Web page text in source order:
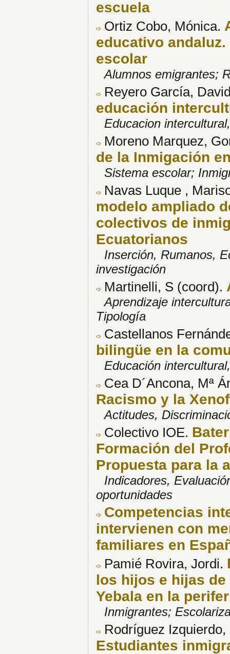
escuela
Ortiz Cobo, Mónica.
educativo
escolar
Alumnos emigrantes;
Reyero García,
educación
Educacion
Moreno Marquez,
de la Inmigación
Sistema escolar;
Navas Luque ,
modelo ampliado
colectivos de
Ecuatorianos
Inserción, Rumanos,
investigación
Martinelli, S (coord).
Aprendizaje
Tipología
Castellanos
bilingüe en la
Educación
Cea D´Ancona, Mª
Racismo y la
Actitudes,
Colectivo IOE.
Formación del
Propuesta para la
Indicadores,
oportunidades
Competencias
intervienen con
familiares en
Pamié Rovira, Jordi.
los hijos e hijas
Yebala en la
Inmigrantes;
Rodríguez
Estudiantes